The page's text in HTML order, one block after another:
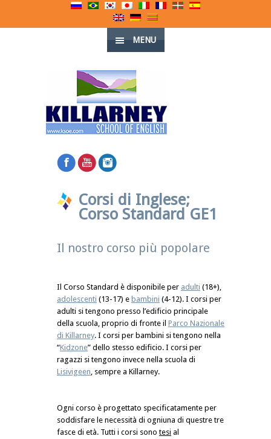
MENU
Corsi di Inglese;
Corso Standard GE1
Il nostro corso più popolare
Il Corso Standard è disponibile per adulti (18+),
adolescenti (13-17) e bambini (4-12). I corsi per
adulti si tengono presso l’edificio principale
della scuola, proprio di fronte il Parco Nazionale
di Killarney. I corsi per bambini si tengono nella
“Kidzone” dello stesso edificio. I corsi per
ragazzi si tengono invece nella scuola di
Lisivigeen, sempre a Killarney.
Ogni corso è progettato specificatamente per
soddisfare le necessità di ogniuna di questre tre
fasce di età. Tutti i corsi sonotesi al